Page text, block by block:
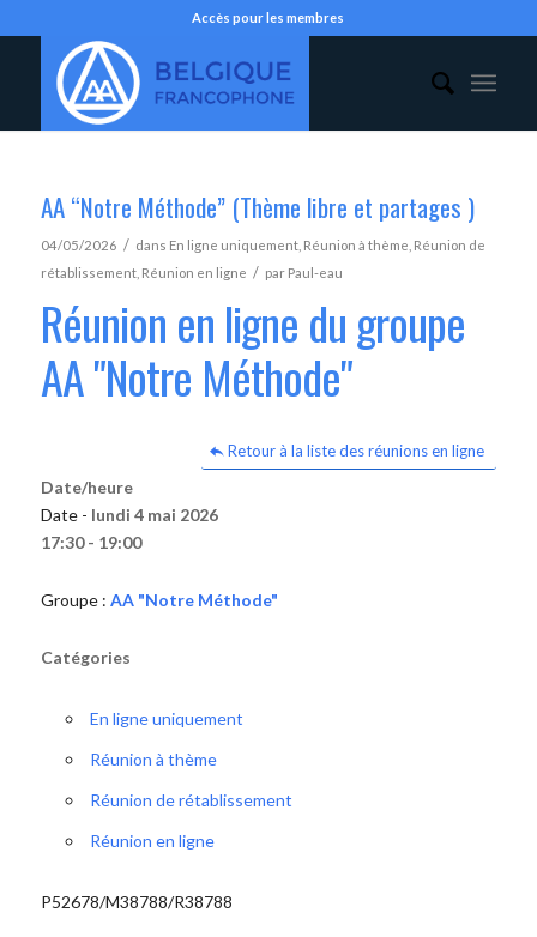
Accès pour les membres
AA “Notre Méthode” (Thème libre et partages )
04/05/2026 / dans En ligne uniquement, Réunion à thème Réunion de
rétablissement, Réunion en ligne / par Paul-eau
Réunion en ligne du groupe
AA "Notre Méthode"
Retour à la liste des réunions en ligne
Date/heure
Date - lundi 4 mai 2026
17:30 - 19:00
Groupe : AA "Notre Méthode"
Catégories
En ligne uniquement
Réunion à thème
Réunion de rétablissement
Réunion en ligne
P52678/M38788/R38788